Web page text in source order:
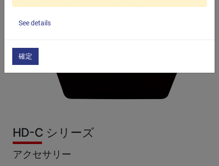
HD-C シリーズ
アクセサリー
See details
確定